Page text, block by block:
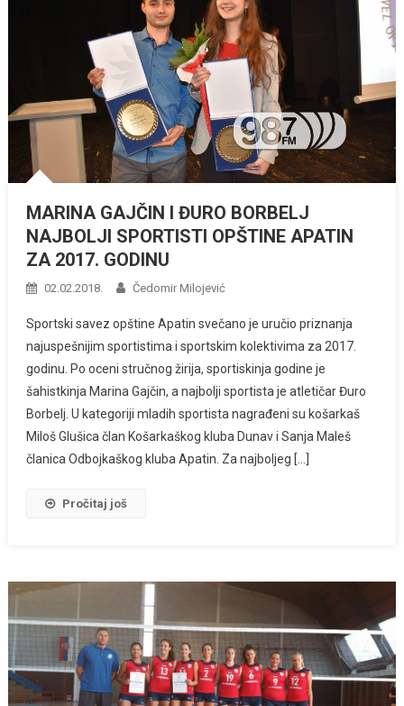
MARINA GAJČIN I ĐURO BORBELJ
NAJBOLJI SPORTISTI OPŠTINE APATIN
ZA 2017. GODINU
02.02.2018. Čedomir Milojević
Sportski savez opštine Apatin svečano je uručio priznanja
najuspešnijim sportistima i sportskim kolektivima za 2017.
godinu. Po oceni stručnog žirija, sportiskinja godine je
šahistkinja Marina Gajčin, a najbolji sportista je atletičar Đuro
Borbelj. U kategoriji mladih sportista nagrađeni su košarkaš
Miloš Glušica član Košarkaškog kluba Dunav i Sanja Maleš
članica Odbojkaškog kluba Apatin. Za najboljeg […]
Pročitaj još